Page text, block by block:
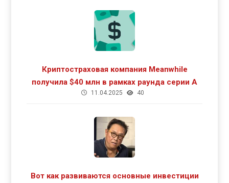
Криптостраховая компания Meanwhile
получила $40 млн в рамках раунда серии А
11.04.2025 40
Вот как развиваются основные инвестиции